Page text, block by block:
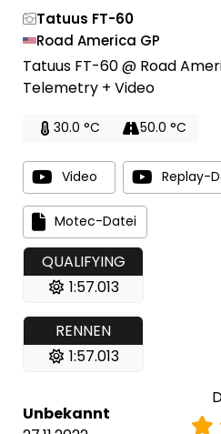
Tatuus FT-60
Road America GP
Tatuus FT-60 @ Road
Telemetry + Video
30.0 °C 50.0 °C
Video Replay-
Motec-Datei
QUALIFYING
1:57.013
RENNEN
1:57.013
Unbekannt